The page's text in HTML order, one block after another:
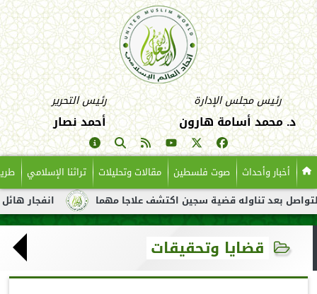
رئيس مجلس الإدارة
د. محمد أسامة هارون
رئيس التحرير
أحمد نصار
أخبار وأحداث صوت فلسطين مقالات وتحليلات تراثنا الإسلامي
انفجار هائل لناقلة نفط تناوله قضية سجين اكتشف علاجا مهما
قضايا وتحقيقات